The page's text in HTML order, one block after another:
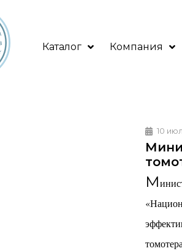
Каталог Компания
10
М